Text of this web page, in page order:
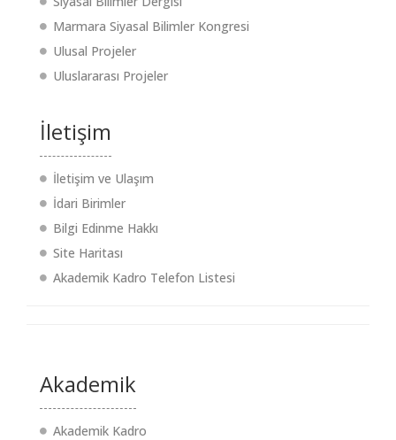
Marmara Siyasal Bilimler Kongresi
Ulusal Projeler
Uluslararası Projeler
İletişim
İletişim ve Ulaşım
İdari Birimler
Bilgi Edinme Hakkı
Site Haritası
Akademik Kadro Telefon Listesi
Akademik
Akademik Kadro